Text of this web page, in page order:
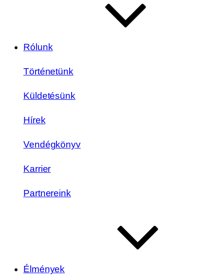
Rólunk
Történetünk
Küldetésünk
Hírek
Vendégkönyv
Karrier
Partnereink
Élmények